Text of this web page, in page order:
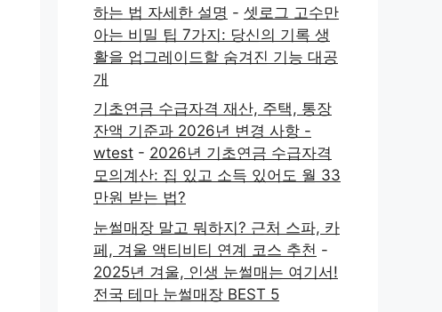
하는 법 자세한 설명 - 셋로그 고수만
아는 비밀 팁 7가지: 당신의 기록 생
활을 업그레이드할 숨겨진 기능 대공
개
기초연금 수급자격 재산, 주택, 통장
잔액 기준과 2026년 변경 사항 -
wtest - 2026년 기초연금 수급자격
모의계산: 집 있고 소득 있어도 월 33
만원 받는 법?
눈썰매장 말고 뭐하지? 근처 스파, 카
페, 겨울 액티비티 연계 코스 추천 -
2025년 겨울, 인생 눈썰매는 여기서!
전국 테마 눈썰매장 BEST 5